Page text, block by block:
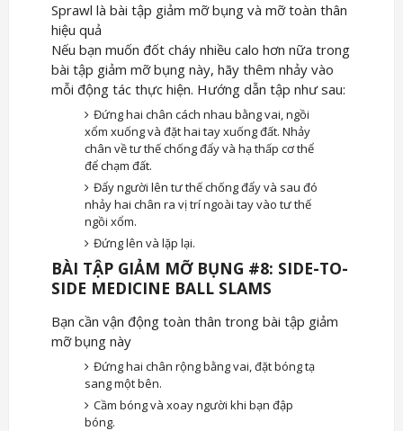
Sprawl là bài tập giảm mỡ bụng và mỡ toàn thân
hiệu quả
Nếu bạn muốn đốt cháy nhiều calo hơn nữa trong
bài tập giảm mỡ bụng này, hãy thêm nhảy vào
mỗi động tác thực hiện. Hướng dẫn tập như sau:
Đứng hai chân cách nhau bằng vai, ngồi
xổm xuống và đặt hai tay xuống đất. Nhảy
chân về tư thế chống đẩy và hạ thấp cơ thể
để chạm đất.
Đẩy người lên tư thế chống đẩy và sau đó
nhảy hai chân ra vị trí ngoài tay vào tư thế
ngồi xổm.
Đứng lên và lặp lại.
BÀI TẬP GIẢM MỠ BỤNG #8: SIDE-TO-
SIDE MEDICINE BALL SLAMS
Bạn cần vận động toàn thân trong bài tập giảm
mỡ bụng này
Đứng hai chân rộng bằng vai, đặt bóng tạ
sang một bên.
Cầm bóng và xoay người khi bạn đập
bóng.